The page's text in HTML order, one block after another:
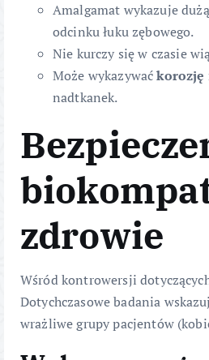
Amalgamat wykazuje
odcinku łuku zębowego.
Nie kurczy się w czasie
Może wykazywaćkorozję
nadtkanek.
zdrowie
Wśród kontrowersji
Dotychczasowe badania
wrażliwe grupy pacjentów